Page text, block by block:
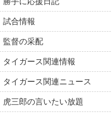
試合情報
監督の采配
タイガース関連情報
タイガース関連ニュース
虎三郎の言いたい放題